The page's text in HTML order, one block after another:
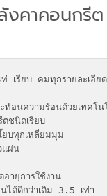
งคาคอนกรี
เรียบ คมทุกรายละเอียด
ะท้อนความร้อนด้วยเทค
ตชนิดเรียบ
บทุกเหลี่ยมมุม
ผ่น
ายุการใช้งาน
ได้ดีกว่าเดิม 3.5 เท่า